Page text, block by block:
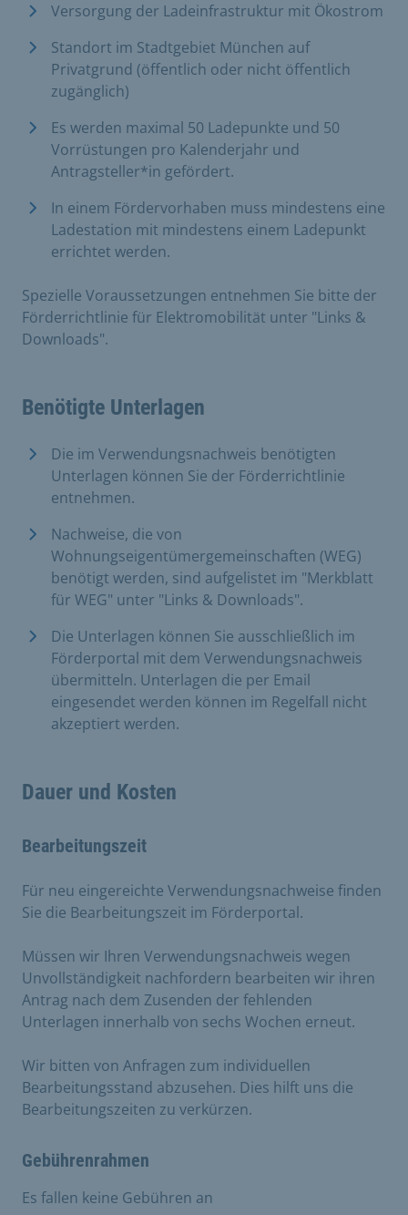
Versorgung der Ladeinfrastruktur mit Ökostrom
Standort im Stadtgebiet München auf
Privatgrund (öffentlich oder nicht öffentlich
zugänglich)
Es werden maximal 50 Ladepunkte und 50
Vorrüstungen pro Kalenderjahr und
Antragsteller*in gefördert.
In einem Fördervorhaben muss mindestens eine
Ladestation mit mindestens einem Ladepunkt
errichtet werden.
Spezielle Voraussetzungen entnehmen Sie bitte der
Förderrichtlinie für Elektromobilität unter "Links &
Downloads".
Benötigte Unterlagen
Die im Verwendungsnachweis benötigten
Unterlagen können Sie der Förderrichtlinie
entnehmen.
Nachweise, die von
Wohnungseigentümergemeinschaften (WEG)
benötigt werden, sind aufgelistet im "Merkblatt
für WEG" unter "Links & Downloads".
Die Unterlagen können Sie ausschließlich im
Förderportal mit dem Verwendungsnachweis
übermitteln. Unterlagen die per Email
eingesendet werden können im Regelfall nicht
akzeptiert werden.
Dauer und Kosten
Bearbeitungszeit
Für neu eingereichte Verwendungsnachweise finden
Sie die Bearbeitungszeit im Förderportal.
Müssen wir Ihren Verwendungsnachweis wegen
Unvollständigkeit nachfordern bearbeiten wir ihren
Antrag nach dem Zusenden der fehlenden
Unterlagen innerhalb von sechs Wochen erneut.
Wir bitten von Anfragen zum individuellen
Bearbeitungsstand abzusehen. Dies hilft uns die
Bearbeitungszeiten zu verkürzen.
Gebührenrahmen
Es fallen keine Gebühren an